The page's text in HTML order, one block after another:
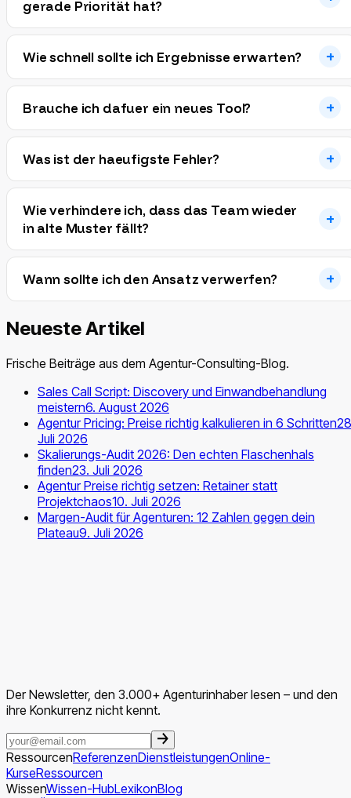
gerade Priorität hat?
Wie schnell sollte ich Ergebnisse erwarten?
Brauche ich dafuer ein neues Tool?
Was ist der haeufigste Fehler?
Wie verhindere ich, dass das Team wieder
in alte Muster fällt?
Wann sollte ich den Ansatz verwerfen?
Neueste Artikel
Frische Beiträge aus dem Agentur-Consulting-Blog.
Sales Call Script: Discovery und Einwandbehandlung
meistern6. August 2026
Agentur Pricing: Preise richtig kalkulieren in 6 Schritten
Juli 2026
Skalierungs-Audit 2026: Den echten Flaschenhals
finden23. Juli 2026
Agentur Preise richtig setzen: Retainer statt
Projektchaos10. Juli 2026
Margen-Audit für Agenturen: 12 Zahlen gegen dein
Plateau9. Juli 2026
Der Newsletter, den 3.000+ Agenturinhaber lesen – und den
ihre Konkurrenz nicht kennt.
RessourcenReferenzenDienstleistungenOnline-
KurseRessourcen
WissenWissen-HubLexikonBlog